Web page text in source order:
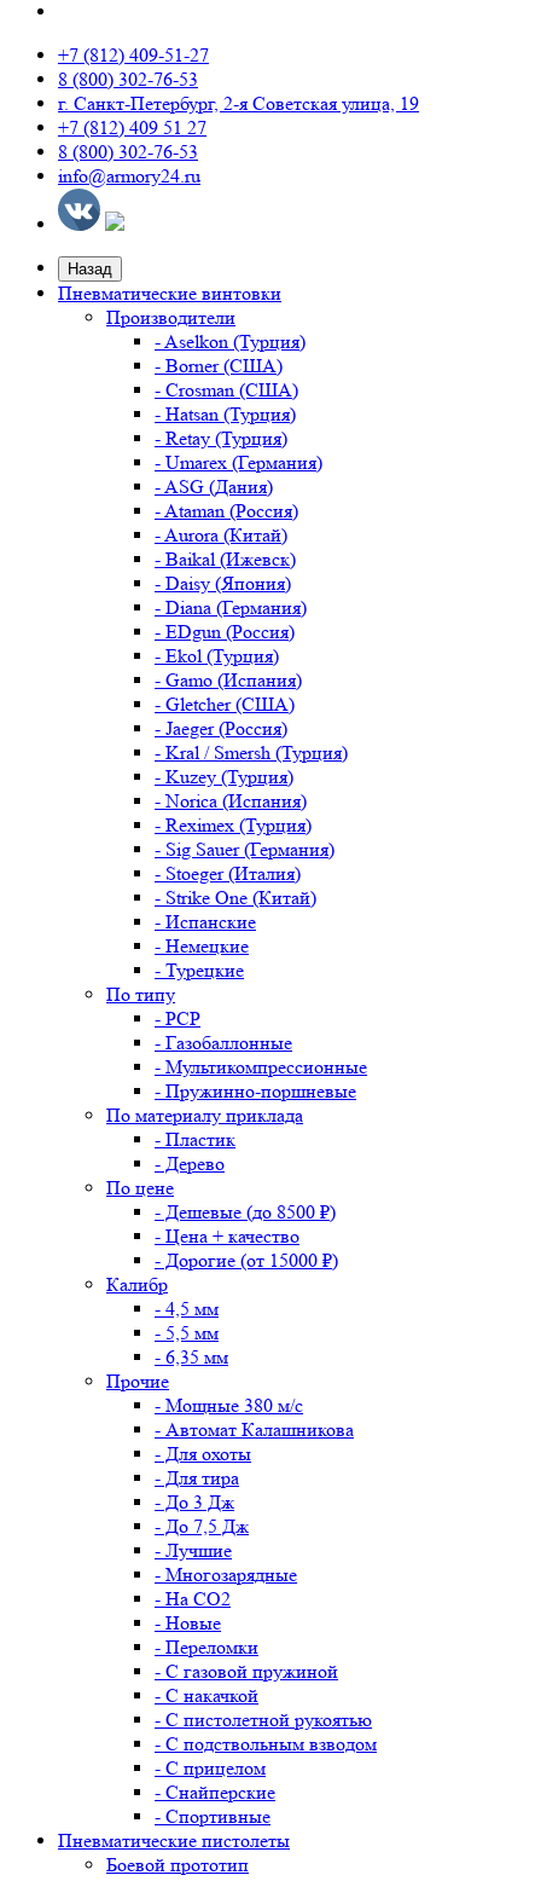
+7 (812) 409-51-27
8 (800) 302-76-53
г. Санкт-Петербург, 2-я Советская улица, 19
+7 (812) 409 51 27
8 (800) 302-76-53
info@armory24.ru
Назад
Пневматические винтовки
Производители
- Aselkon (Турция)
- Borner (США)
- Crosman (США)
- Hatsan (Турция)
- Retay (Турция)
- Umarex (Германия)
- ASG (Дания)
- Ataman (Россия)
- Aurora (Китай)
- Baikal (Ижевск)
- Daisy (Япония)
- Diana (Германия)
- EDgun (Россия)
- Ekol (Турция)
- Gamo (Испания)
- Gletcher (США)
- Jaeger (Россия)
- Kral / Smersh (Турция)
- Kuzey (Турция)
- Norica (Испания)
- Reximex (Турция)
- Sig Sauer (Германия)
- Stoeger (Италия)
- Strike One (Китай)
- Испанские
- Немецкие
- Турецкие
По типу
- PCP
- Газобаллонные
- Мультикомпрессионные
- Пружинно-поршневые
По материалу приклада
- Пластик
- Дерево
По цене
- Дешевые (до 8500 ₽)
- Цена + качество
- Дорогие (от 15000 ₽)
Калибр
- 4,5 мм
- 5,5 мм
- 6,35 мм
Прочие
- Мощные 380 м/с
- Автомат Калашникова
- Для охоты
- Для тира
- До 3 Дж
- До 7,5 Дж
- Лучшие
- Многозарядные
- На CO2
- Новые
- Переломки
- С газовой пружиной
- С накачкой
- С пистолетной рукоятью
- С подствольным взводом
- С прицелом
- Снайперские
- Спортивные
Пневматические пистолеты
Боевой прототип